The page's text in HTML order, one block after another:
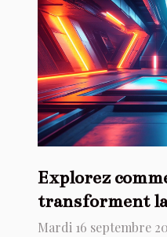
Explorez
transforment
et d'images
Mardi 16 septembre